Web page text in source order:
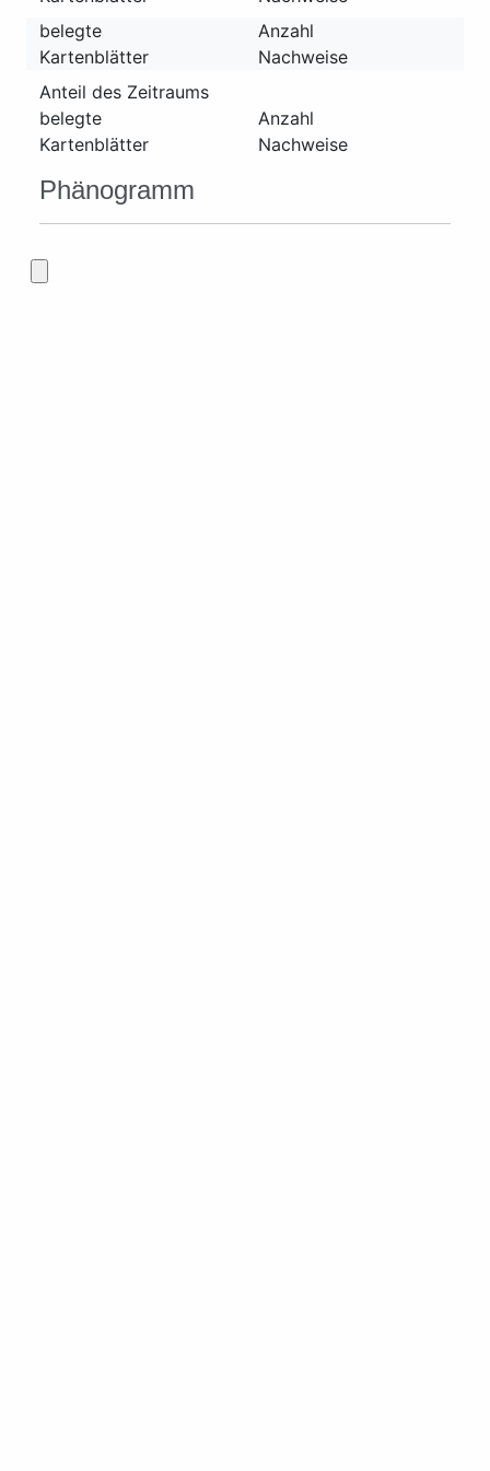
belegte
Kartenblätter
Anzahl
Nachweise
Anteil des Zeitraums
belegte
Kartenblätter
Anzahl
Nachweise
Phänogramm